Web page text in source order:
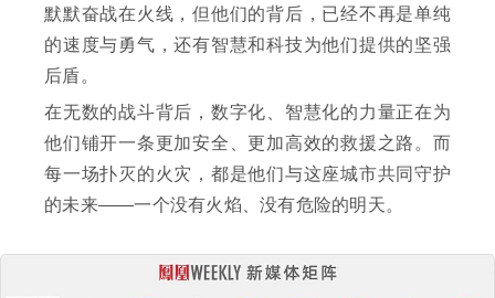
默默奋战在火线，但他们的背后，已经不再是单纯
的速度与勇气，还有智慧和科技为他们提供的坚强
后盾。
在无数的战斗背后，数字化、智慧化的力量正在为
他们铺开一条更加安全、更加高效的救援之路。而
每一场扑灭的火灾，都是他们与这座城市共同守护
的未来——一个没有火焰、没有危险的明天。